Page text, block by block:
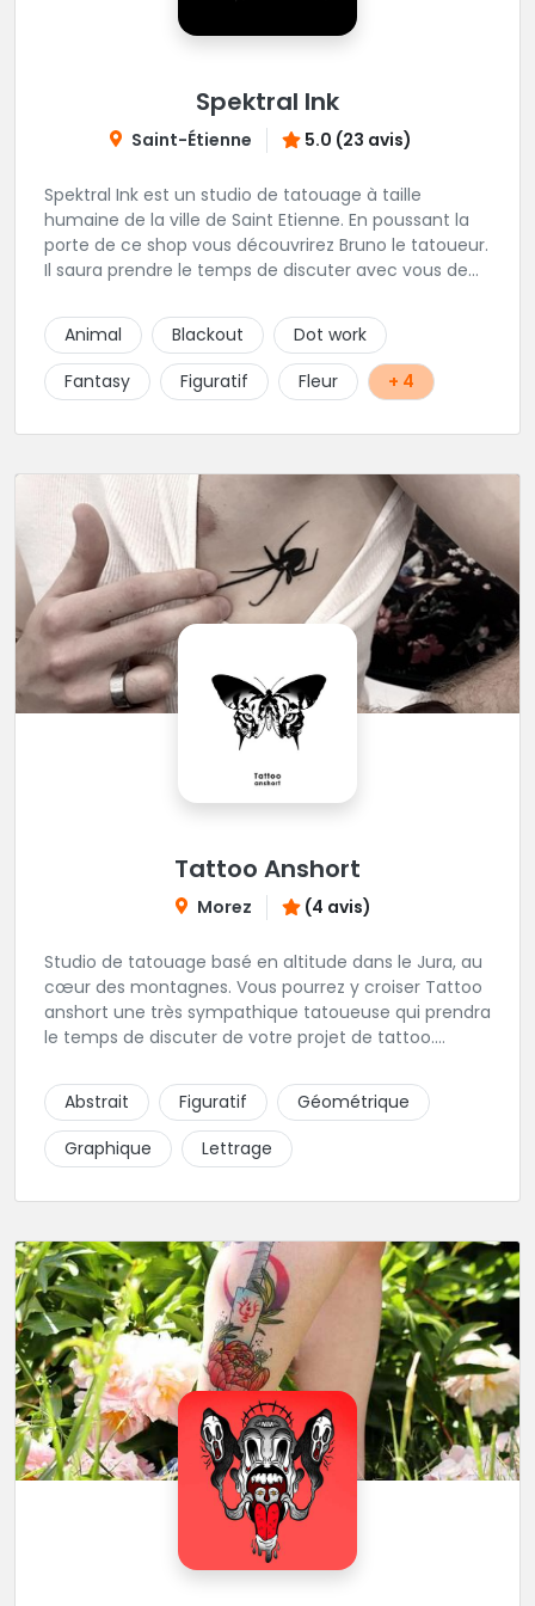
Spektral Ink
Saint-Étienne 5.0 (23 avis)
Spektral Ink est un studio de tatouage à taille
humaine de la ville de Saint Etienne. En poussant la
porte de ce shop vous découvrirez Bruno le tatoueur.
Il saura prendre le temps de discuter avec vous de
un message ou à l'appeler.
Animal Blackout
Dot work
Fantasy
Figuratif Fleur + 4
Tattoo Anshort
Morez (4 avis)
Studio de tatouage basé en altitude dans le Jura, au
cœur des montagnes. Vous pourrez y croiser Tattoo
anshort une très sympathique tatoueuse qui prendra
le temps de discuter de votre projet de tattoo.
piquer la peau à la montagne ! Elle maîtrise les
lettrages et les aplats de noir. N’hésitez pas à la
contacter pour lui soumettre votre projet.
Abstrait Figuratif
Géométrique
Graphique
Lettrage